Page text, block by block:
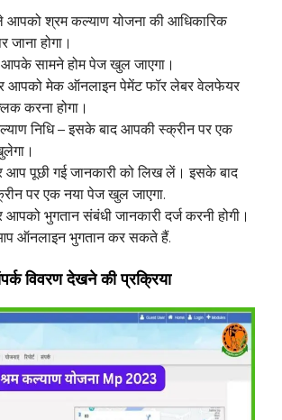
श्रम कल्याण योजना की आधिकारिक
जाना होगा।
सामने होम पेज खुल जाएगा।
आपको मेक ऑनलाइन पेमेंट फॉर लेबर वेलफेयर
करना होगा।
निधि – इसके बाद आपकी स्क्रीन पर एक
आप पूछी गई जानकारी को लिख लें। इसके बाद
पर एक नया पेज खुल जाएगा.
भुगतान संबंधी जानकारी दर्ज करनी होगी।
ऑनलाइन भुगतान कर सकते हैं.
विवरण देखने की प्रक्रिया